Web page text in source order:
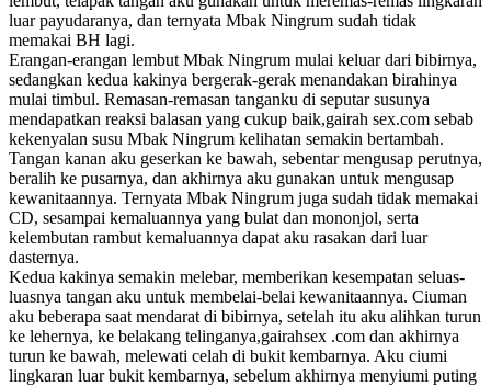
luar payudaranya, dan ternyata Mbak Ningrum sudah tidak
memakai BH lagi.
Erangan-erangan lembut Mbak Ningrum mulai keluar dari bibirnya,
sedangkan kedua kakinya bergerak-gerak menandakan birahinya
mulai timbul. Remasan-remasan tanganku di seputar susunya
mendapatkan reaksi balasan yang cukup baik,gairah sex.com sebab
kekenyalan susu Mbak Ningrum kelihatan semakin bertambah.
Tangan kanan aku geserkan ke bawah, sebentar mengusap perutnya,
beralih ke pusarnya, dan akhirnya aku gunakan untuk mengusap
kewanitaannya. Ternyata Mbak Ningrum juga sudah tidak memakai
CD, sesampai kemaluannya yang bulat dan mononjol, serta
kelembutan rambut kemaluannya dapat aku rasakan dari luar
dasternya.
Kedua kakinya semakin melebar, memberikan kesempatan seluas-
luasnya tangan aku untuk membelai-belai kewanitaannya. Ciuman
aku beberapa saat mendarat di bibirnya, setelah itu aku alihkan turun
ke lehernya, ke belakang telinganya,gairahsex .com dan akhirnya
turun ke bawah, melewati celah di bukit kembarnya. Aku ciumi
lingkaran luar bukit kembarnya, sebelum akhirnya menyiumi puting